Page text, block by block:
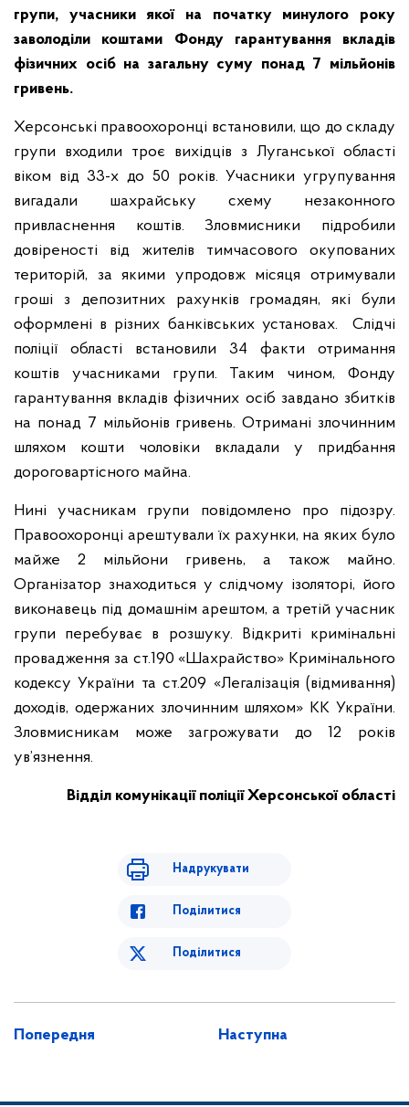
групи, учасники якої на початку минулого року
заволоділи коштами Фонду гарантування вкладів
фізичних осіб на загальну суму понад 7 мільйонів
гривень.
Херсонські правоохоронці встановили, що до складу
групи входили троє вихідців з Луганської області
віком від 33-х до 50 років. Учасники угрупування
вигадали шахрайську схему незаконного
привласнення коштів. Зловмисники підробили
довіреності від жителів тимчасового окупованих
територій, за якими упродовж місяця отримували
гроші з депозитних рахунків громадян, які були
оформлені в різних банківських установах. Слідчі
поліції області встановили 34 факти отримання
коштів учасниками групи. Таким чином, Фонду
гарантування вкладів фізичних осіб завдано збитків
на понад 7 мільйонів гривень. Отримані злочинним
шляхом кошти чоловіки вкладали у придбання
дороговартісного майна.
Нині учасникам групи повідомлено про підозру.
Правоохоронці арештували їх рахунки, на яких було
майже 2 мільйони гривень, а також майно.
Організатор знаходиться у слідчому ізоляторі, його
виконавець під домашнім арештом, а третій учасник
групи перебуває в розшуку. Відкриті кримінальні
провадження за ст.190 «Шахрайство» Кримінального
кодексу України та ст.209 «Легалізація (відмивання)
доходів, одержаних злочинним шляхом» КК України.
Зловмисникам може загрожувати до 12 років
ув’язнення.
Відділ комунікації поліції Херсонської області
Надрукувати
Поділитися
Поділитися
Попередня Наступна